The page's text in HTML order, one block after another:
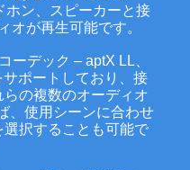
ホン、スピーカーと接
オが再生可能です。
ーデック – aptX LL、
ポートしており、接
の複数のオーディオ
、使用シーンに合わせ
択することも可能で